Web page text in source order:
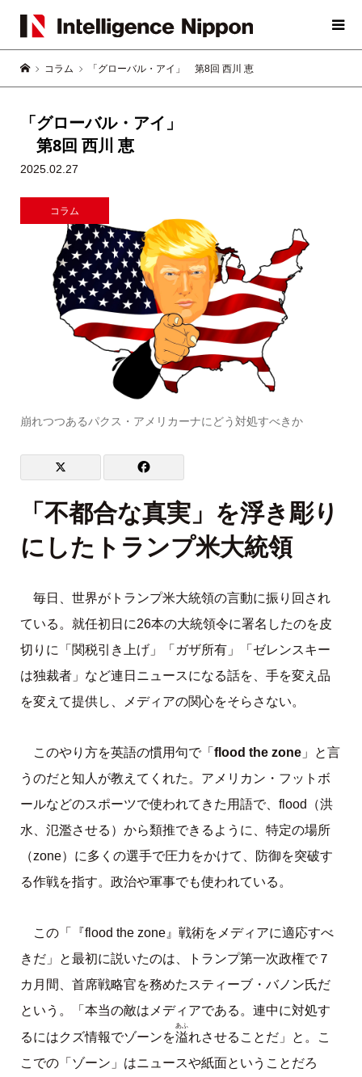
コラム 「グローバル・アイ」 第8回 西川 恵
「グローバル・アイ」
第8回 西川 恵
2025.02.27
崩れつつあるパクス・アメリカーナにどう対処すべきか
コラム
「不都合な真実」を浮き彫り
にしたトランプ米大統領
毎日、世界がトランプ米大統領の言動に振り回され
ている。就任初日に26本の大統領令に署名したのを皮
切りに「関税引き上げ」「ガザ所有」「ゼレンスキー
は独裁者」など連日ニュースになる話を、手を変え品
を変えて提供し、メディアの関心をそらさない。
このやり方を英語の慣用句で「 flood the zone」と言
うのだと知人が教えてくれた。アメリカン・フットボ
ールなどのスポーツで使われてきた用語で、flood（洪
水、氾濫させる）から類推できるように、特定の場所
（zone）に多くの選手で圧力をかけて、防御を突破す
る作戦を指す。政治や軍事でも使われている。
この「『flood the zone』戦術をメディアに適応すべ
きだ」と最初に説いたのは、トランプ第一次政権で７
カ月間、首席戦略官を務めたスティーブ・バノン氏だ
という。「本当の敵はメディアである。連中に対処す
るにはクズ情報でゾーンを溢
あふ
れさせることだ」と。こ
こでの「ゾーン」はニュースや紙面ということだろ